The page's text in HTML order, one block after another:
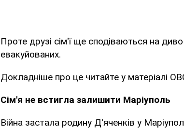
Проте друзі сім'ї ще сподіваються на
евакуйованих.
Докладніше про це читайте у матеріалі
Сім'я не встигла залишити Маріуполь
Війна застала родину Д'яченків у